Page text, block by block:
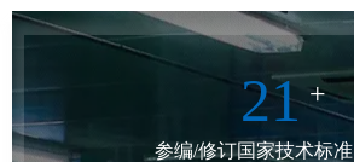
21 +
参编/修订国家技术标